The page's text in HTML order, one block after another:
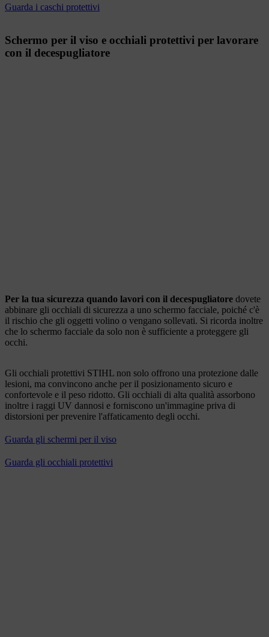
Guarda i caschi protettivi
Schermo per il viso e occhiali protettivi per lavorare
con il decespugliatore
Per la tua sicurezza quando lavori con il decespugliatore dovete
abbinare gli occhiali di sicurezza a uno schermo facciale, poiché c'è
il rischio che gli oggetti volino o vengano sollevati. Si ricorda inoltre
che lo schermo facciale da solo non è sufficiente a proteggere gli
occhi.
Gli occhiali protettivi STIHL non solo offrono una protezione dalle
lesioni, ma convincono anche per il posizionamento sicuro e
confortevole e il peso ridotto. Gli occhiali di alta qualità assorbono
inoltre i raggi UV dannosi e forniscono un'immagine priva di
distorsioni per prevenire l'affaticamento degli occhi.
Guarda gli schermi per il viso
Guarda gli occhiali protettivi